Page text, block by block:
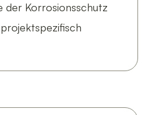
der Korrosionsschutz